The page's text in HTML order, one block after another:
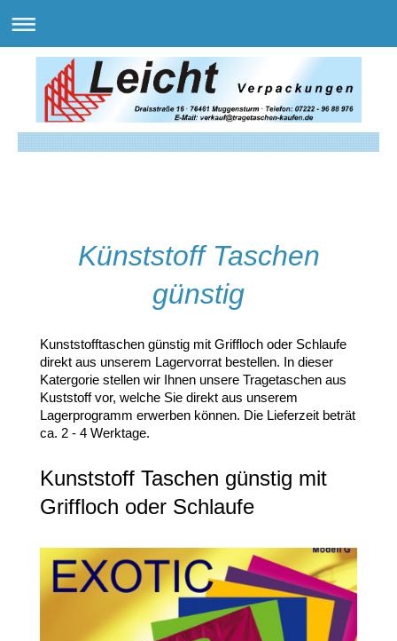
Künststoff Taschen
günstig
Kunststofftaschen günstig mit Griffloch oder Schlaufe
direkt aus unserem Lagervorrat bestellen. In dieser
Katergorie stellen wir Ihnen unsere Tragetaschen aus
Kuststoff vor, welche Sie direkt aus unserem
Lagerprogramm erwerben können. Die Lieferzeit beträt
ca. 2 - 4 Werktage.
Kunststoff Taschen günstig mit
Griffloch oder Schlaufe